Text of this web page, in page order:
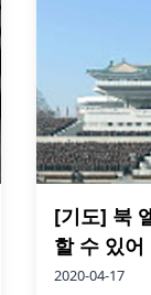
[기도] 북
할 수 있어
2020-04-17